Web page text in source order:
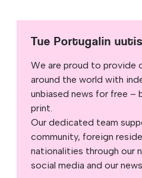
Tue Portugalin
We are proud to provide
around the world with
unbiased news for free –
print.
Our dedicated team
community, foreign
nationalities through our
social media and our